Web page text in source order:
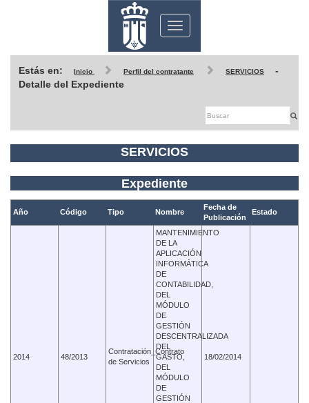
Toggle
navigation
Estás en: Inicio Perfil del contratante SERVICIOS
-
Detalle del Expediente
SERVICIOS
Expediente
Año Código Tipo Nombre
Fecha de
Publicación
Estado
2014 48/2013
Contratación_Contrato
de Servicios
MANTENIMIENTO
DE LA
APLICACIÓN
INFORMÁTICA
DE
CONTABILIDAD,
DEL
MÓDULO
DE
GESTIÓN
DESCENTRALIZADA
DEL
GASTO,
DEL
MÓDULO
DE
GESTIÓN
18/02/2014